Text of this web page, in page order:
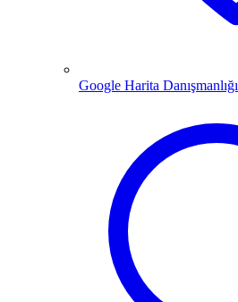
Google Harita Danışmanlığı